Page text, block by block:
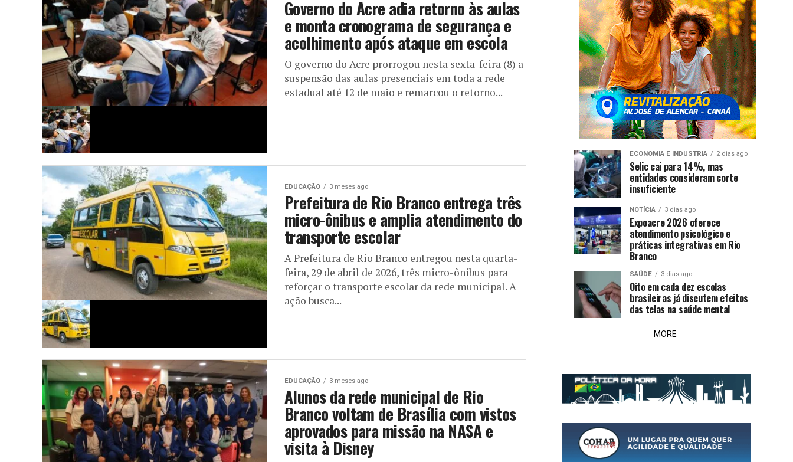
Governo do Acre adia retorno às aulas
e monta cronograma de segurança e
acolhimento após ataque em escola
O governo do Acre prorrogou nesta sexta-feira (8) a
suspensão das aulas presenciais em toda a rede
estadual até 12 de maio e remarcou o retorno...
EDUCAÇÃO 3 meses ago
Prefeitura de Rio Branco entrega três
micro-ônibus e amplia atendimento do
transporte escolar
A Prefeitura de Rio Branco entregou nesta quarta-
feira, 29 de abril de 2026, três micro-ônibus para
reforçar o transporte escolar da rede municipal. A
ação busca...
EDUCAÇÃO 3 meses ago
Alunos da rede municipal de Rio
Branco voltam de Brasília com vistos
aprovados para missão na NASA e
visita à Disney
Argentina
ao
Uruguai
missão
comercial
ECONOMIA E INDUSTRIA 2 dias ago
Selic cai para 14%, mas
entidades consideram corte
insuficiente
NOTÍCIA 3 dias ago
Expoacre 2026 oferece
atendimento psicológico e
práticas integrativas em Rio
Branco
SAÚDE 3 dias ago
Oito em cada dez escolas
brasileiras já discutem efeitos
das telas na saúde mental
MORE